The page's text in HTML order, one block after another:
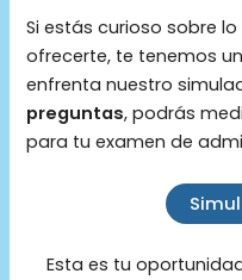
Si estás curioso sobre
ofrecerte, te tenemos
enfrenta nuestro
preguntas, podrás
para tu examen de
Esta es tu